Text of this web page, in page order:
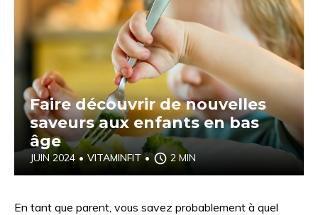
Faire découvrir de nouvelles
saveurs aux enfants en bas
âge
JUIN 2024 • VITAMINFIT • 2 MIN
En tant que parent, vous savez probablement à quel